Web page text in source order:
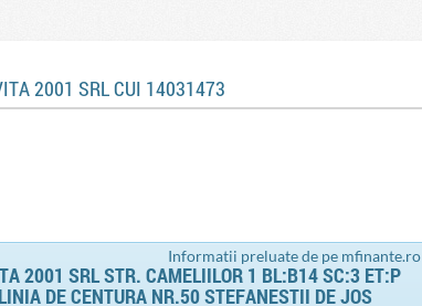
2001 SRL CUI 14031473
Informatii preluate de pe mfinante.ro
2001 SRL STR. CAMELIILOR 1 BL:B14 SC:3 ET:P
DE CENTURA NR.50 STEFANESTII DE JOS